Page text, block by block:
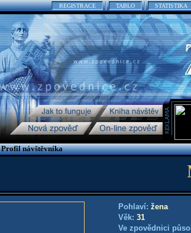
REGISTRACE TABLO STATISTIKA
Profil návštěvníka
Pohlaví: žena
Věk: 31
Ve zpovědnici